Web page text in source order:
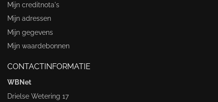
Mijn creditnota's
Mijn adressen
Mijn gegevens
Mijn waardebonnen
CONTACTINFORMATIE
WBNet
Drielse Wetering 17